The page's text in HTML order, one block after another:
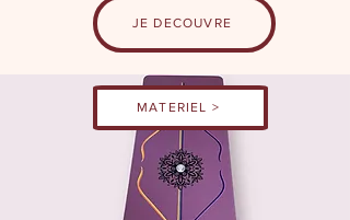
JE DECOUVRE
MATERIEL >